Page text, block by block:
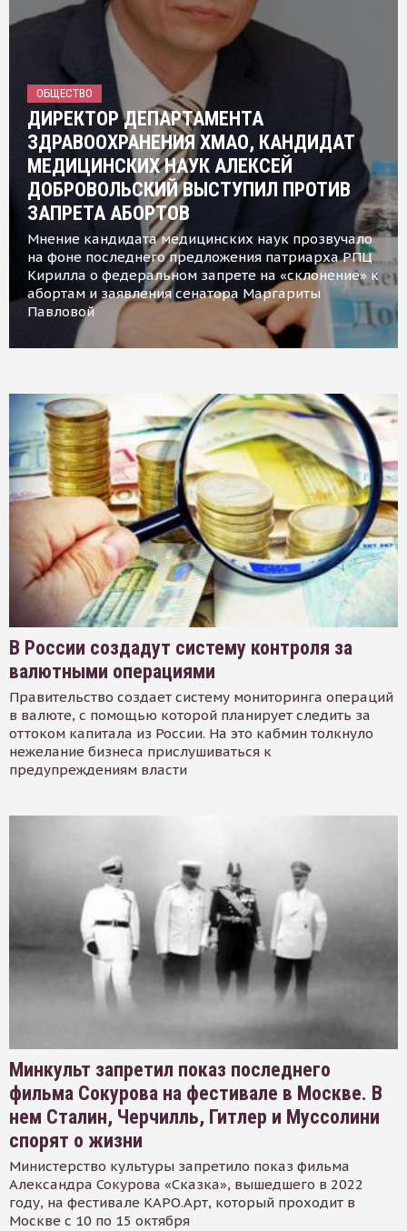
ОБЩЕСТВО
ДИРЕКТОР ДЕПАРТАМЕНТА
ЗДРАВООХРАНЕНИЯ ХМАО, КАНДИДАТ
МЕДИЦИНСКИХ НАУК АЛЕКСЕЙ
ДОБРОВОЛЬСКИЙ ВЫСТУПИЛ ПРОТИВ
ЗАПРЕТА АБОРТОВ
Мнение кандидата медицинских наук прозвучало
на фоне последнего предложения патриарха РПЦ
Кирилла о федеральном запрете на «склонение» к
абортам и заявления сенатора Маргариты
Павловой
В России создадут систему контроля за
валютными операциями
Правительство создает систему мониторинга операций
в валюте, с помощью которой планирует следить за
оттоком капитала из России. На это кабмин толкнуло
нежелание бизнеса прислушиваться к
предупреждениям власти
Минкульт запретил показ последнего
фильма Сокурова на фестивале в Москве. В
нем Сталин, Черчилль, Гитлер и Муссолини
спорят о жизни
Министерство культуры запретило показ фильма
Александра Сокурова «Сказка», вышедшего в 2022
году, на фестивале КАРО.Арт, который проходит в
Москве с 10 по 15 октября